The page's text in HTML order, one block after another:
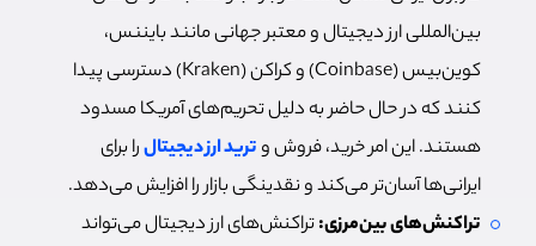
بین‌المللی ارز دیجیتال و معتبر جهانی مانند بایننس،
کوین‌بیس (Coinbase) و کراکن (Kraken) دسترسی پیدا
کنند که در حال حاضر به دلیل تحریم‌های آمریکا مسدود
هستند. این امر خرید، فروش وترید ارز دیجیتالرا برای
ایرانی‌ها آسان‌تر می‌کند و نقدینگی بازار را افزایش می‌دهد.
تراکنش‌های بین‌مرزی:تراکنش‌های ارز دیجیتال می‌تواند